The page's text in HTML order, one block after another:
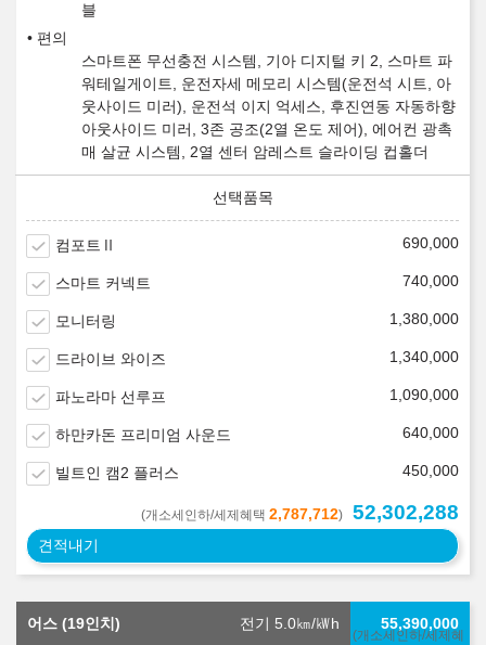
블
편의
스마트폰 무선충전 시스템, 기아 디지털 키 2, 스마트 파
워테일게이트, 운전자세 메모리 시스템(운전석 시트, 아
웃사이드 미러), 운전석 이지 억세스, 후진연동 자동하향
아웃사이드 미러, 3존 공조(2열 온도 제어), 에어컨 광촉
매 살균 시스템, 2열 센터 암레스트 슬라이딩 컵홀더
컴포트Ⅱ 690,000
스마트 커넥트 740,000
모니터링 1,380,000
드라이브 와이즈 1,340,000
파노라마 선루프 1,090,000
하만카돈 프리미엄 사운드 640,000
빌트인 캠2 플러스 450,000
(개소세인하/세제혜택 2,787,712) 52,302,288
견적내기
어스 (19인치) 전기 5.0㎞/㎾h
(개소세인하/세제혜
55,390,000